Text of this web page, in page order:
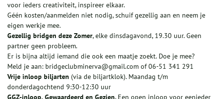
voor ieders creativiteit, inspireer elkaar.
Géén kosten/aanmelden niet nodig, schuif gezellig aan en neem je
eigen werkje mee.
Gezellig bridgen deze Zomer, elke dinsdagavond, 19.30 uur. Geen
partner geen probleem.
Er is bijna altijd iemand die ook een maatje zoekt. Doe je mee?
Meld je aan: bridgeclubminerva@gmail.com of 06-51 341 291
Vrije inloop biljarten (via de biljartklok). Maandag t/m
donderdagochtend 9:30-12:30 uur
GGZ-inloop, Gewaardeerd en Gezien. Een open inloop voor eenieder